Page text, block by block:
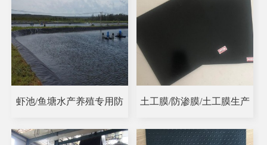
虾池/鱼塘水产养殖专用防 土工膜/防渗膜/土工膜生产